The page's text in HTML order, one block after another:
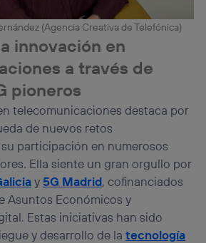
(Agencia Creativa de Telefónica)
innovación en
a través de
pioneros
telecomunicaciones destaca por
de nuevos retos
participación en numerosos
Ella siente un gran orgullo por
y 5G Madrid, cofinanciados
Asuntos Económicos y
Estas iniciativas han sido
y desarrollo de latecnología